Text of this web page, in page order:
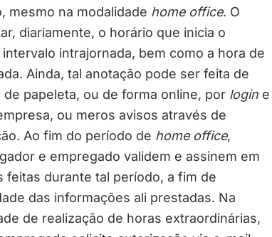
mesmo na modalidade home office. O
diariamente, o horário que inicia o
intrajornada, bem como a hora de
Ainda, tal anotação pode ser feita de
papeleta, ou de forma online, por login e
ou meros avisos através de
Ao fim do período de home office,
e empregado validem e assinem em
feitas durante tal período, a fim de
das informações ali prestadas. Na
de realização de horas extraordinárias,